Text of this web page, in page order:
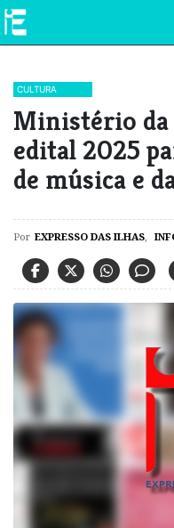
CULTURA
Ministério da
edital 2025
de música e
Por EXPRESSO DAS ILHAS,